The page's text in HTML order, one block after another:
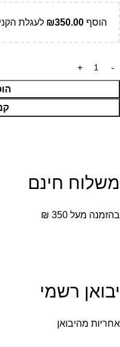
הוסף ₪350.00 לעגלת
משלוח חינם
בהזמנה מעל 350 ₪
יבואן רשמי
אחריות מהיבואן